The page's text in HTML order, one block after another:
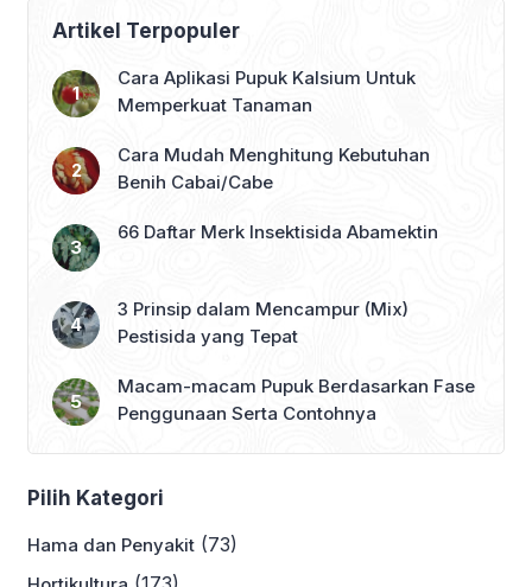
Artikel Terpopuler
Cara Aplikasi Pupuk Kalsium Untuk
Memperkuat Tanaman
Cara Mudah Menghitung Kebutuhan
Benih Cabai/Cabe
66 Daftar Merk Insektisida Abamektin
3 Prinsip dalam Mencampur (Mix)
Pestisida yang Tepat
Macam-macam Pupuk Berdasarkan Fase
Penggunaan Serta Contohnya
Pilih Kategori
Hama dan Penyakit (73)